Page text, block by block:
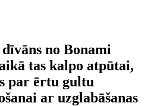
no Bonami
tas kalpo atpūtai,
par ērtu gultu
ar uzglabāšanas